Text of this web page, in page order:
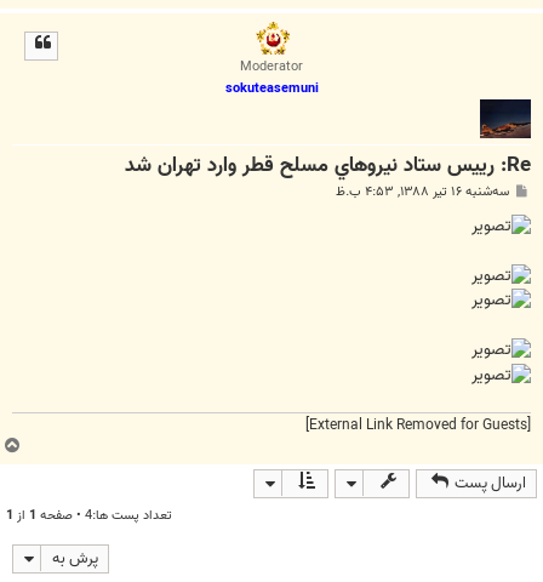
Moderator
sokuteasemuni
Re: رييس ستاد نيروهاي مسلح قطر وارد تهران شد
ت
سه‌شنبه ۱۶ تیر ۱۳۸۸, ۴:۵۳ ب.ظ
[External Link Removed for Guests]
ارسال پست
تعداد پست ها:4 • صفحه 1 از 1
پرش به